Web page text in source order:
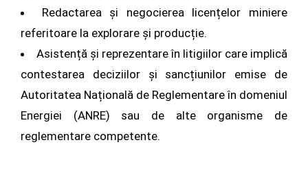
Redactarea și negocierea licențelor miniere
referitoare la explorare și producție.
Asistență și reprezentare în litigiilor care implică
contestarea deciziilor și sancțiunilor emise de
Autoritatea Națională de Reglementare în domeniul
Energiei (ANRE) sau de alte organisme de
reglementare competente.